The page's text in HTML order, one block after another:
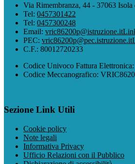
Via Rimembranza, 44 - 37063
Tel: 0457301422
Tel: 0457300248
Email: vric86200p@istruzione.it
PEC: vric86200p@pec.istruzione.it
C.F.: 80012720233
Codice Univoco Fattura
Codice Meccanografico:
Sezione Link Utili
Cookie policy
Note legali
Informativa Privacy
Ufficio Relazioni con il Pubblico